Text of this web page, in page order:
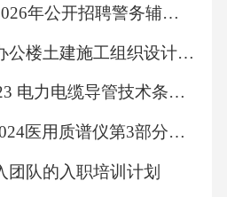
产性粉尘属于物理因素，
素。9.E解析思路：饮用
以外的化学物质，以保
群的积极参与和支持。1
式因素（吸烟、不健康饮
金川县公安局2026年公开招聘警务辅助人员（9人）农业考试参考题库及答案解析
钢结构车间及办公楼土建施工组织设计(完整版)
DL∕T 802.7-2023 电力电缆导管技术条件 第7部分：非开挖用塑料电缆导管
YY/T 1740.3-2024医用质谱仪第3部分：电感耦合等离子体质谱仪
团队的入职培训计划